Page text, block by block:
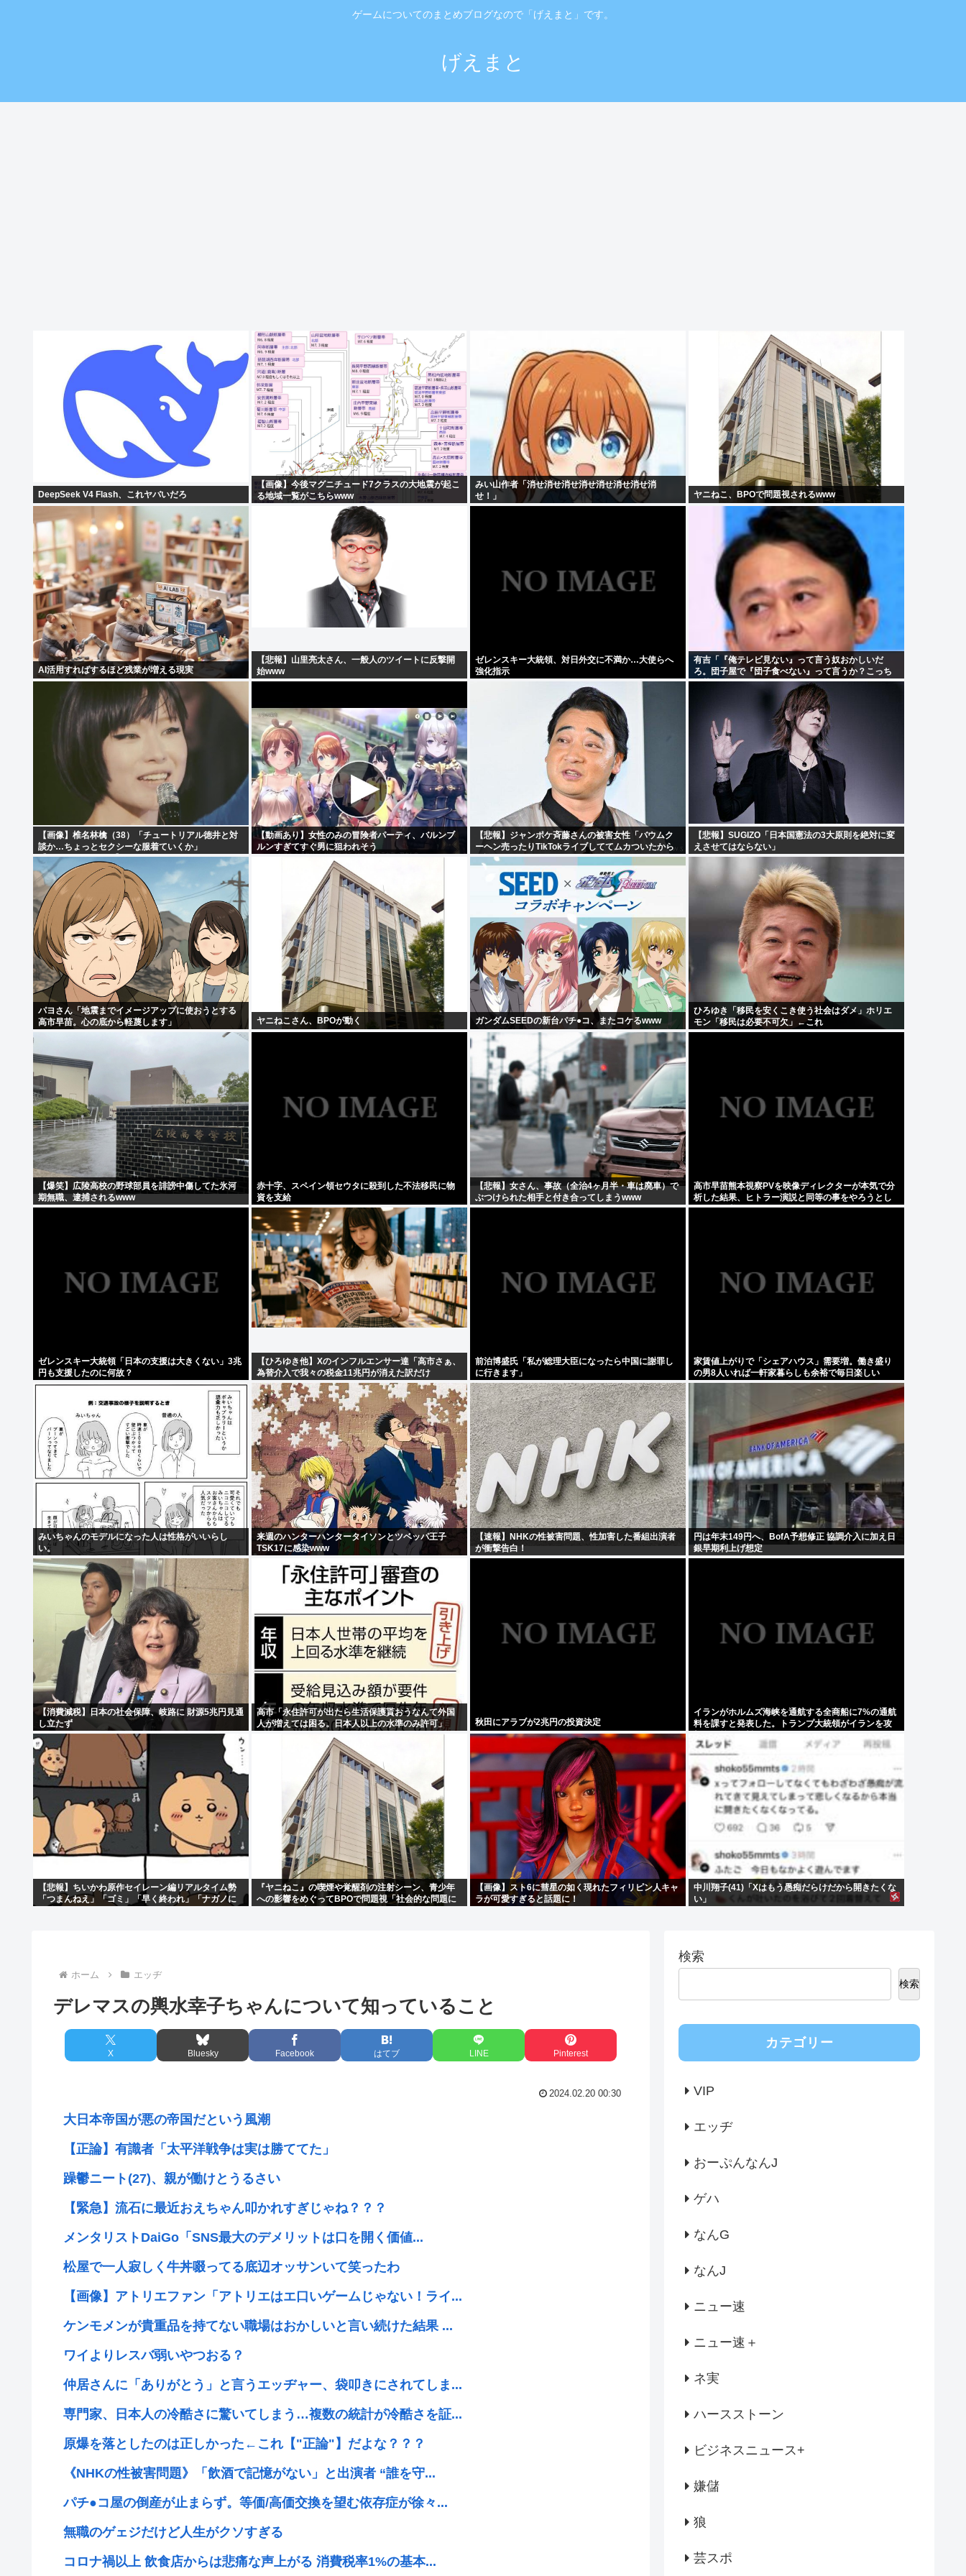
ゲームについてのまとめブログなので「げえまと」です。
げえまと
DeepSeek V4 Flash、これヤバいだろ
【画像】今後マグニチュード7クラスの大地震が起こ
る地域一覧がこちらwww
みい山作者「消せ消せ消せ消せ消せ消せ消せ消
せ！」
ヤニねこ、BPOで問題視されるwww
AI活用すればするほど残業が増える現実
【悲報】山里亮太さん、一般人のツイートに反撃開
始www
ゼレンスキー大統領、対日外交に不満か…大使らへ
強化指示
有吉「『俺テレビ見ない』って言う奴おかしいだ
ろ。団子屋で『団子食べない』って言うか？こっち
は芸人だぞ」
【画像】椎名林檎（38）「チュートリアル徳井と対
談か…ちょっとセクシーな服着ていくか」
【Pickup05154359】
【動画あり】女性のみの冒険者パーティ、バルンブ
ルンすぎてすぐ男に狙われそう
【悲報】ジャンポケ斉藤さんの被害女性「バウムク
ーヘン売ったりTikTokライブしててムカついたから
示談しなかった」・・・・・・・・・
【悲報】SUGIZO「日本国憲法の3大原則を絶対に変
えさせてはならない」
パヨさん「地震までイメージアップに使おうとする
高市早苗。心の底から軽蔑します」
ヤニねこさん、BPOが動く ガンダムSEEDの新台パチ●コ、またコケるwww
ひろゆき「移民を安くこき使う社会はダメ」ホリエ
モン「移民は必要不可欠」←これ
【爆笑】広陵高校の野球部員を誹謗中傷してた氷河
期無職、逮捕されるwww
赤十字、スペイン領セウタに殺到した不法移民に物
資を支給
【悲報】女さん、事故（全治4ヶ月半・車は廃車）で
ぶつけられた相手と付き合ってしまうwww
高市早苗熊本視察PVを映像ディレクターが本気で分
析した結果、ヒトラー演説と同等の事をやろうとし
てたと発覚する
ゼレンスキー大統領「日本の支援は大きくない」3兆
円も支援したのに何故？
【ひろゆき他】Xのインフルエンサー達「高市さぁ、
為替介入で我々の税金11兆円が消えた訳だけ
ど？？？」←こいつら
前泊博盛氏「私が総理大臣になったら中国に謝罪し
に行きます」
家賃値上がりで「シェアハウス」需要増。働き盛り
の男8人いれば一軒家暮らしも余裕で毎日楽しい
みいちゃんのモデルになった人は性格がいいらし
い。
来週のハンターハンタータイソンとツベッパ王子
TSK17に感染www
【速報】NHKの性被害問題、性加害した番組出演者
が衝撃告白！
円は年末149円へ、BofA予想修正 協調介入に加え日
銀早期利上げ想定
【消費減税】日本の社会保障、岐路に 財源5兆円見通
し立たず
高市「永住許可が出たら生活保護貰おうなんて外国
人が増えては困る。日本人以上の水準のみ許可」
秋田にアラブが2兆円の投資決定
イランがホルムズ海峡を通航する全商船に7%の通航
料を課すと発表した。トランプ大統領がイランを攻
【悲報】ちいかわ原作セイレーン編リアルタイム勢
「つまんねえ」「ゴミ」「早く終われ」「ナガノに
『ヤニねこ』の喫煙や覚醒剤の注射シーン、青少年
への影響をめぐってBPOで問題視「社会的な問題に
【画像】スト6に彗星の如く現れたフィリピン人キャ
ラが可愛すぎると話題に！
中川翔子(41)「Xはもう愚痴だらけだから開きたくな
い」
ホーム エッヂ
デレマスの輿水幸子ちゃんについて知っていること
X Bluesky Facebook はてブ LINE Pinterest
2024.02.20 00:30
大日本帝国が悪の帝国だという風潮
【正論】有識者「太平洋戦争は実は勝ててた」
躁鬱ニート(27)、親が働けとうるさい
【緊急】流石に最近おえちゃん叩かれすぎじゃね？？？
メンタリストDaiGo「SNS最大のデメリットは口を開く価値...
松屋で一人寂しく牛丼啜ってる底辺オッサンいて笑ったわ
【画像】アトリエファン「アトリエはエ口いゲームじゃない！ライ...
ケンモメンが貴重品を持てない職場はおかしいと言い続けた結果 ...
ワイよりレスバ弱いやつおる？
仲居さんに「ありがとう」と言うエッヂャー、袋叩きにされてしま...
専門家、日本人の冷酷さに驚いてしまう…複数の統計が冷酷さを証...
原爆を落としたのは正しかった←これ【"正論"】だよな？？？
《NHKの性被害問題》「飲酒で記憶がない」と出演者 “誰を守...
パチ●コ屋の倒産が止まらず。等価/高価交換を望む依存症が徐々...
無職のゲェジだけど人生がクソすぎる
コロナ禍以上 飲食店からは悲痛な声上がる 消費税率1%の基本...
検索
検索
カテゴリー
VIP
エッヂ
おーぷんなんJ
ゲハ
なんG
なんJ
ニュー速
ニュー速＋
ネ実
ハースストーン
ビジネスニュース+
嫌儲
狼
芸スポ